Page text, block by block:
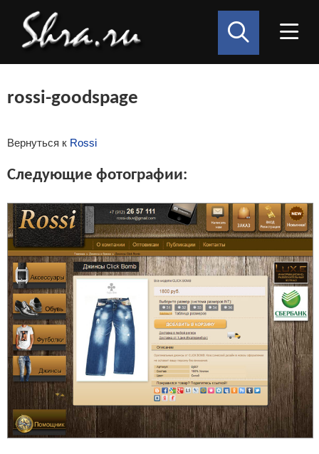
rossi-goodspage
Вернуться к Rossi
Следующие фотографии: